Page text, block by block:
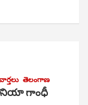
తెలంగాణ
గాంధీ